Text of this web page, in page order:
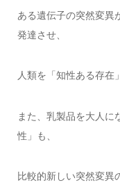
ある遺伝子の突然変異
発達させ、
人類を「知性ある存在
また、乳製品を大人に
性」も、
比較的新しい突然変異